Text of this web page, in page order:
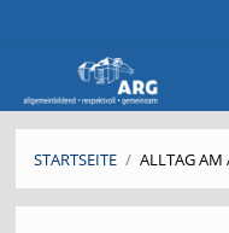
STARTSEITE / ALLTAG AM